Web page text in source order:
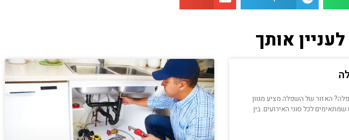
אותך
האזור של השפלה מציע מגוון
לכל סוגי האירועים. בין